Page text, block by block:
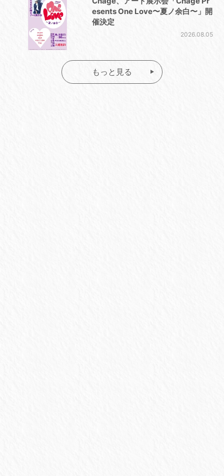
esents One Love〜夏ノ余白〜」開
催決定
2026.08.05
もっと見る